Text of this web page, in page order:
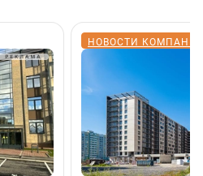
НОВОСТИ